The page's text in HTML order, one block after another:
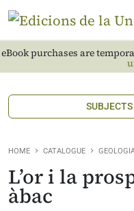
eBook purchases are
HOME CATALOGUE
L’or i la
àbac